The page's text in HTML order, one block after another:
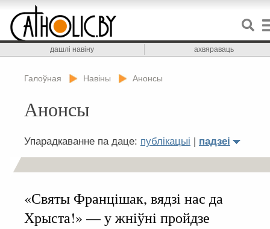
дашлі навіну ахвяраваць
Галоўная Навіны Анонсы
Анонсы
Упарадкаванне па даце: публікацыі | падзеі
«Святы Францішак, вядзі нас да
Хрыста!» — у жніўні пройдзе